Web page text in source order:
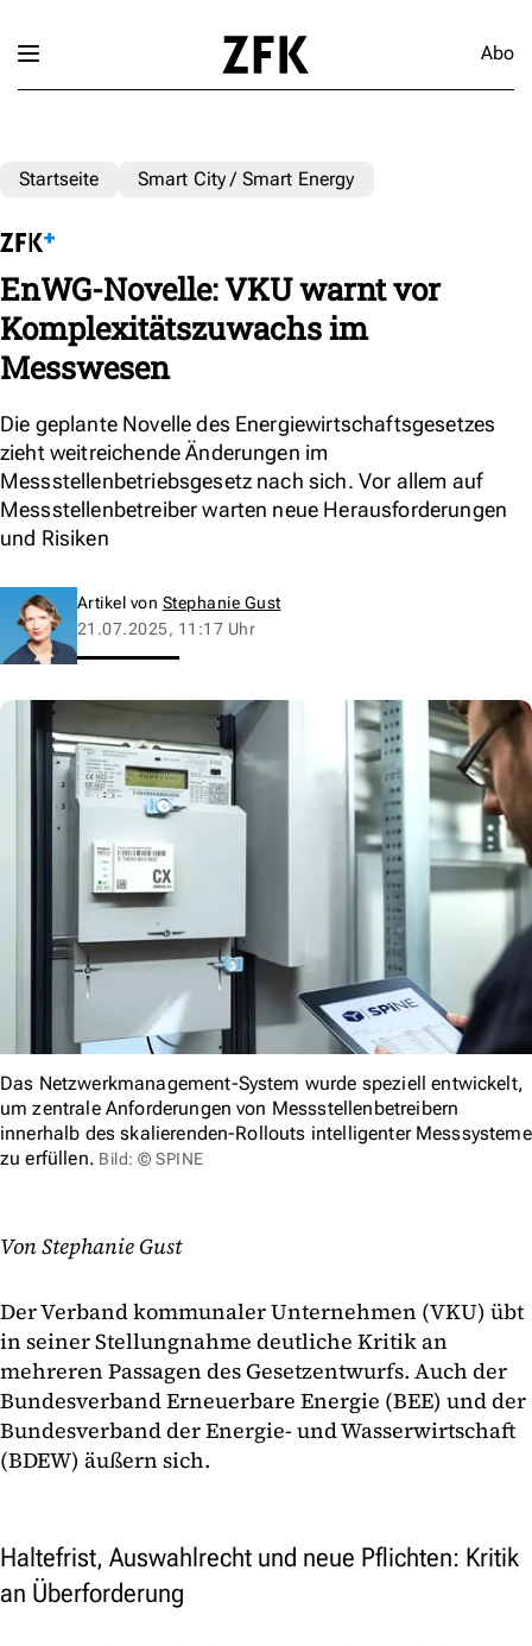
Abo
Startseite Smart City / Smart Energy
EnWG-Novelle: VKU warnt vor
Komplexitätszuwachs im
Messwesen
Die geplante Novelle des Energiewirtschaftsgesetzes
zieht weitreichende Änderungen im
Messstellenbetriebsgesetz nach sich. Vor allem auf
Messstellenbetreiber warten neue Herausforderungen
und Risiken
Artikel von Stephanie Gust
21.07.2025, 11:17 Uhr
Das Netzwerkmanagement-System wurde speziell entwickelt,
um zentrale Anforderungen von Messstellenbetreibern
innerhalb des skalierenden-Rollouts intelligenter Messsysteme
zu erfüllen. Bild: © SPINE
Von Stephanie Gust
Der Verband kommunaler Unternehmen (VKU) übt
in seiner Stellungnahme deutliche Kritik an
mehreren Passagen des Gesetzentwurfs. Auch der
Bundesverband Erneuerbare Energie (BEE) und der
Bundesverband der Energie- und Wasserwirtschaft
(BDEW) äußern sich.
Haltefrist, Auswahlrecht und neue Pflichten: Kritik
an Überforderung